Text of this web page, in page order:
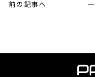
前の記事へ